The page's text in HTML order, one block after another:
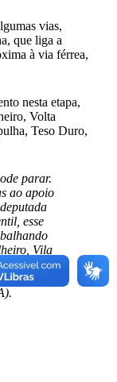
vias,
que liga a
à via férrea,
nesta etapa,
Volta
Teso Duro,
parar.
ao apoio
esse
Vila
chegar a
destacou